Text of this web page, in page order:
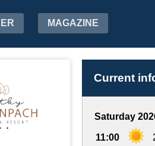
MAGAZINE
Current
Saturday
11:00